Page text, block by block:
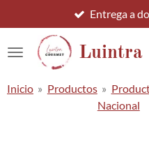
al
contenido
principal
Luintra
Entrega a domicilio
Inicio » Productos »
Nacional